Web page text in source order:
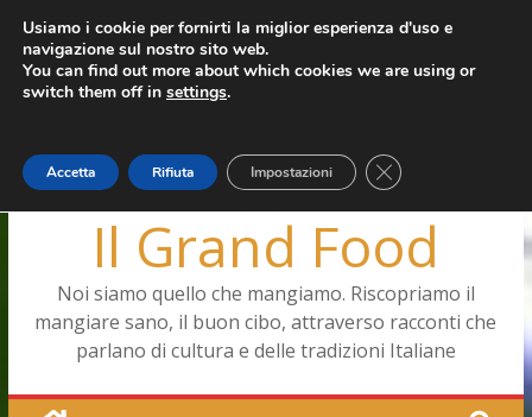
Salta
contenuto
giovedì, Agosto 6, 2026
Ultimo: Capodimonte, ritorna la tavola di corte
Pizza a Corte
Le carote, alleate della pelle e non solo
Il Grand Food
Noi siamo quello che mangiamo. Riscopriamo il
mangiare sano, il buon cibo, attraverso racconti che
parlano di cultura e delle tradizioni Italiane
Usiamo i cookie per fornirti la miglior esperienza d'uso e
navigazione sul nostro sito web.
You can find out more about which cookies we are using or
switch them off in settings.
Accetta Rifiuta Impostazioni Close GDPR